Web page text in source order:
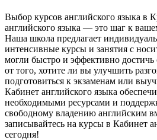
Выбор курсов английского языка в
английского языка — это шаг к
Наша школа предлагает
интенсивные курсы и занятия с
могли быстро и эффективно
от того, хотите ли вы улучшить
подготовиться к экзаменам или
Кабинет английского языка
необходимыми ресурсами и
свободному владению английским
записывайтесь на курсы в Кабинет
сегодня!